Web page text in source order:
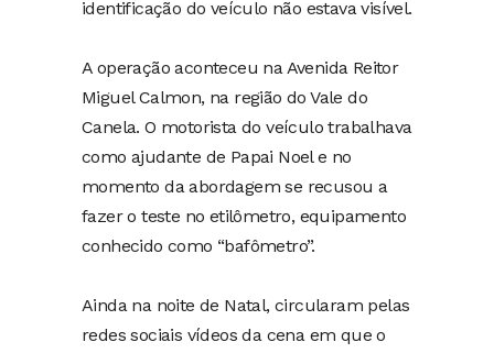
identificação do veículo não estava visível.
A operação aconteceu na Avenida Reitor
Miguel Calmon, na região do Vale do
Canela. O motorista do veículo trabalhava
como ajudante de Papai Noel e no
momento da abordagem se recusou a
fazer o teste no etilômetro, equipamento
conhecido como “bafômetro”.
Ainda na noite de Natal, circularam pelas
redes sociais vídeos da cena em que o